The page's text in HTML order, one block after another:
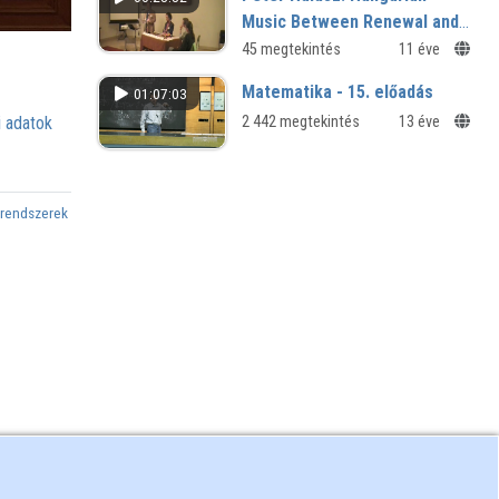
adatok
Music Between Renewal and
National Tradition
45 megtekintés 11 éve
01:07:03 Matematika - 15. előadás
2 442 megtekintés 13 éve